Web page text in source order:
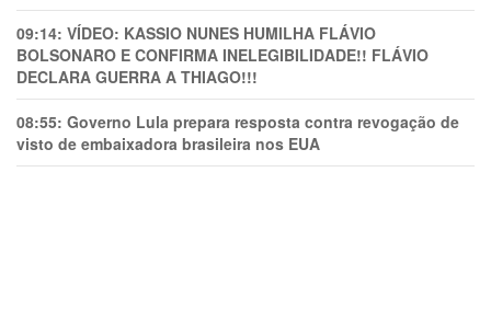
09:14: VÍDEO: KASSIO NUNES HUMlLHA FLÁVIO
BOLSONARO E CONFIRMA INELEGIBILIDADE!! FLÁVIO
DECLARA GUERRA A THIAGO!!!
08:55: Governo Lula prepara resposta contra revogação de
visto de embaixadora brasileira nos EUA